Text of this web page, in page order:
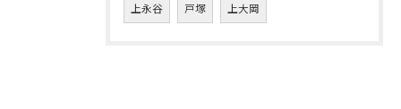
上永谷 戸塚 上大岡